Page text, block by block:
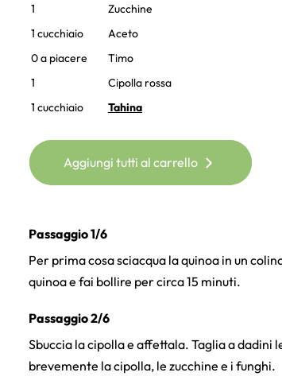
1
Zucchine
1 cucchiaio
Aceto
0 a piacere
Timo
1
Cipolla rossa
1 cucchiaio
Tahina
Aggiungi tutti al carrello
Passaggio 1/6
Per prima cosa sciacqua la quinoa in un
quinoa e fai bollire per circa 15 minuti.
Passaggio 2/6
Sbuccia la cipolla e affettala. Taglia a dadini
brevemente la cipolla, le zucchine e i funghi.